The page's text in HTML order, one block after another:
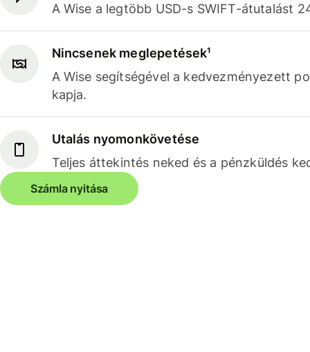
A Wise a legtöbb USD-s SWIFT-átutalást
Nincsenek meglepetések¹
A Wise segítségével a kedvezményezett
kapja.
Utalás nyomonkövetése
Teljes áttekintés neked és a pénzküldés
Számla nyitása